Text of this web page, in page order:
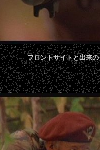
フロントサイトと出来